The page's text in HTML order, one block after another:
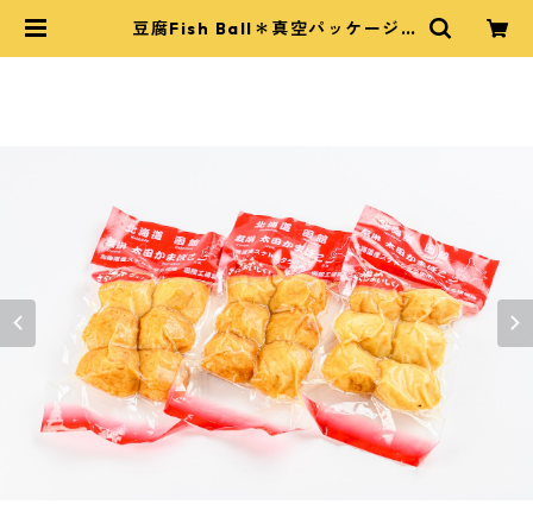
豆腐Fish Ball＊真空パッケージ